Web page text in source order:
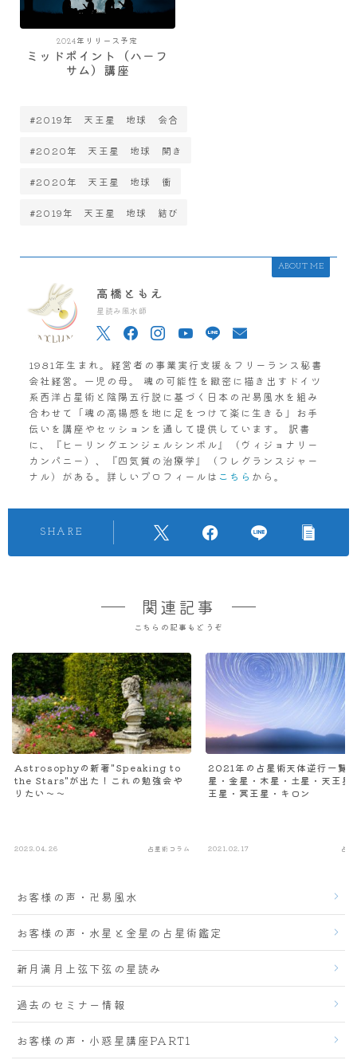
2024年リリース予定
ミッドポイント（ハーフ
サム）講座
#2019年 天王星 地球 会合
#2020年 天王星 地球 開き
#2020年 天王星 地球 衝
#2019年 天王星 地球 結び
ABOUT ME
高橋ともえ
星読み風水師
1981年生まれ。経営者の事業実行支援＆フリーランス秘書
会社経営。一児の母。 魂の可能性を緻密に描き出すドイツ
系西洋占星術と陰陽五行説に基づく日本の卍易風水を組み
合わせて「魂の高揚感を地に足をつけて楽に生きる」お手
伝いを講座やセッションを通して提供しています。 訳書
に、『ヒーリングエンジェルシンボル』（ヴィジョナリー
カンパニー）、『四気質の治療学』（フレグランスジャー
ナル）がある。詳しいプロフィールは こちら から。
SHARE
関連記事
こちらの記事もどうぞ
Astrosophyの新著"Speaking to
the Stars"が出た！これの勉強会や
りたい～～
2023.04.26 占星術コラム
2021年の占星術天体逆行一覧
星・金星・木星・土星・天王星
王星・冥王星・キロン
2021.02.17 占
お客様の声・卍易風水
お客様の声・水星と金星の占星術鑑定
新月満月上弦下弦の星読み
過去のセミナー情報
お客様の声・小惑星講座PART1